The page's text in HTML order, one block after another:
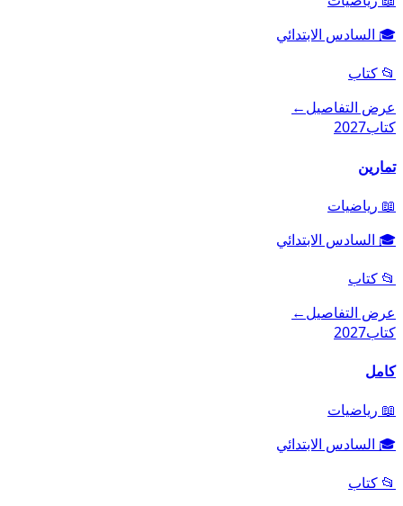
🎓 السادس الابتدائي
📂 كتاب
عرض التفاصيل←
كتاب2027
تمارين
📖 رياضيات
🎓 السادس الابتدائي
📂 كتاب
عرض التفاصيل←
كتاب2027
كامل
📖 رياضيات
🎓 السادس الابتدائي
📂 كتاب